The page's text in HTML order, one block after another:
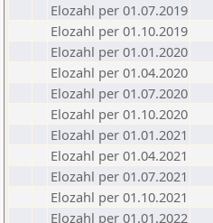
Elozahl per 01.07.2019
Elozahl per 01.10.2019
Elozahl per 01.01.2020
Elozahl per 01.04.2020
Elozahl per 01.07.2020
Elozahl per 01.10.2020
Elozahl per 01.01.2021
Elozahl per 01.04.2021
Elozahl per 01.07.2021
Elozahl per 01.10.2021
Elozahl per 01.01.2022